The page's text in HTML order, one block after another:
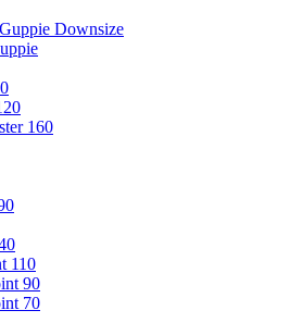
Downsize
160
110
90
70